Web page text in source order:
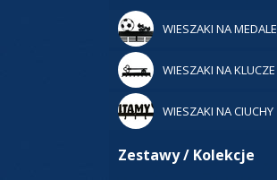
WIESZAKI NA MEDALE
WIESZAKI NA KLUCZE
WIESZAKI NA CIUCHY
Zestawy / Kolekcje